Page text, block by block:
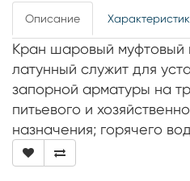
Описание
Кран шаровый муфтовый
латунный служит для
запорной арматуры на
питьевого и
назначения; горячего